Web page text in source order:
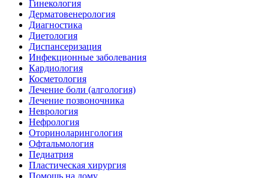
Гинекология
Дерматовенерология
Диагностика
Диетология
Диспансеризация
Инфекционные заболевания
Кардиология
Косметология
Лечение боли (алгология)
Лечение позвоночника
Неврология
Нефрология
Оториноларингология
Офтальмология
Педиатрия
Пластическая хирургия
Помощь на дому